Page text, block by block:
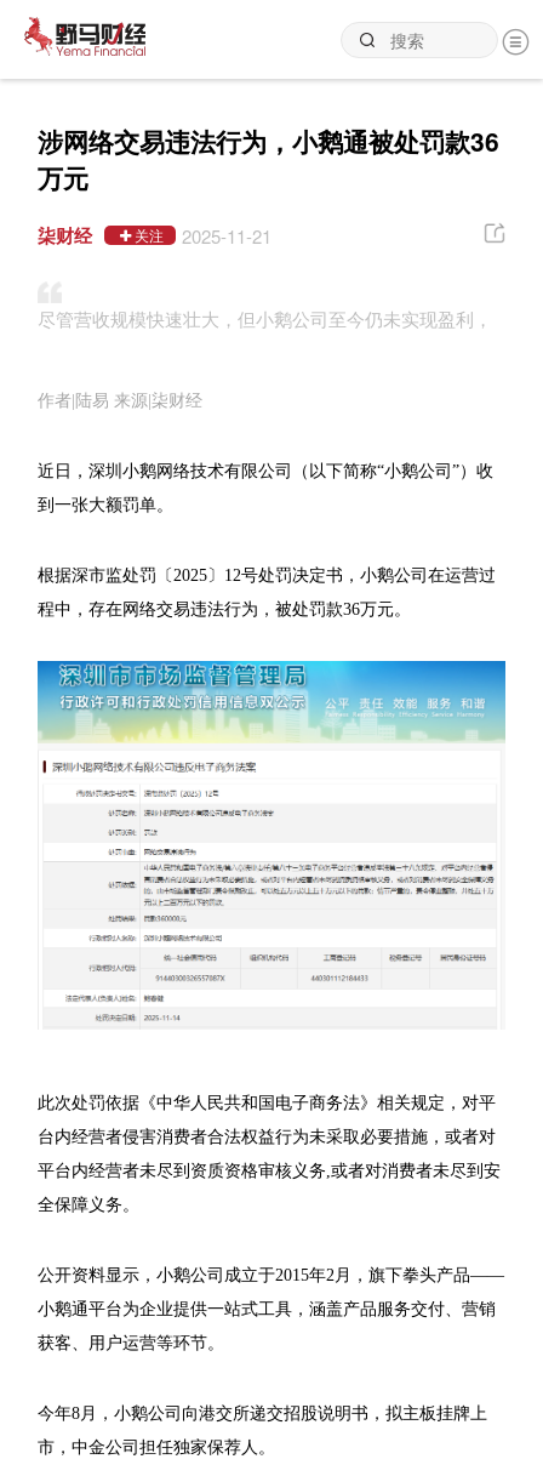
涉网络交易违法行为，小鹅通被处罚款36
万元
柒财经 关注 2025-11-21
尽管营收规模快速壮大，但小鹅公司至今仍未实现盈利，
作者|陆易 来源|柒财经
近日，深圳小鹅网络技术有限公司（以下简称“小鹅公司”）收
到一张大额罚单。
根据深市监处罚〔2025〕12号处罚决定书，小鹅公司在运营过
程中，存在网络交易违法行为，被处罚款36万元。
此次处罚依据《中华人民共和国电子商务法》相关规定，对平
台内经营者侵害消费者合法权益行为未采取必要措施，或者对
平台内经营者未尽到资质资格审核义务,或者对消费者未尽到安
全保障义务。
公开资料显示，小鹅公司成立于2015年2月，旗下拳头产品——
小鹅通平台为企业提供一站式工具，涵盖产品服务交付、营销
获客、用户运营等环节。
今年8月，小鹅公司向港交所递交招股说明书，拟主板挂牌上
市，中金公司担任独家保荐人。